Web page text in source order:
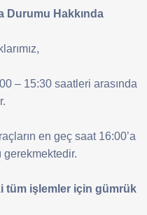
Durumu Hakkında
– 15:30 saatleri arasında
en geç saat 16:00’a
gerekmektedir.
tüm işlemler için gümrük